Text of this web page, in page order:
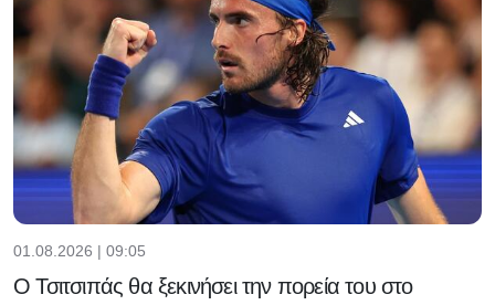
01.08.2026 | 09:05
Ο Τσιτσιπάς θα ξεκινήσει την πορεία του στο